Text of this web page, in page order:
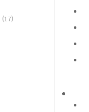
(17)